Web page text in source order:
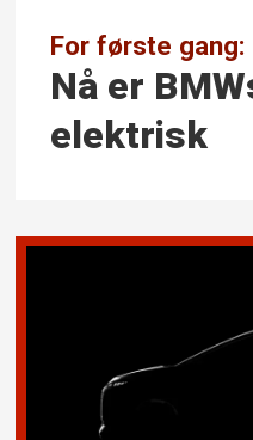
For første gang:
Nå er
elektrisk